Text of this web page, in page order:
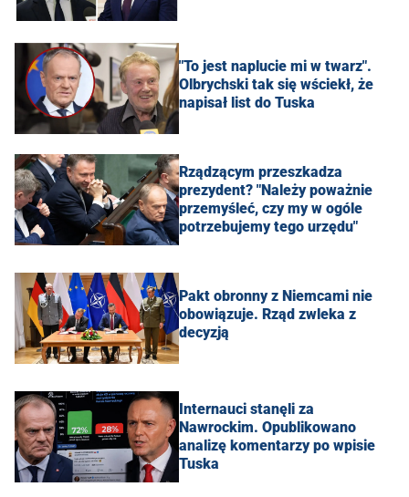
"To jest naplucie mi w twarz".
Olbrychski tak się wściekł, że
napisał list do Tuska
Rządzącym przeszkadza
prezydent? "Należy poważnie
przemyśleć, czy my w ogóle
potrzebujemy tego urzędu"
Pakt obronny z Niemcami nie
obowiązuje. Rząd zwleka z
decyzją
Internauci stanęli za
Nawrockim. Opublikowano
analizę komentarzy po wpisie
Tuska